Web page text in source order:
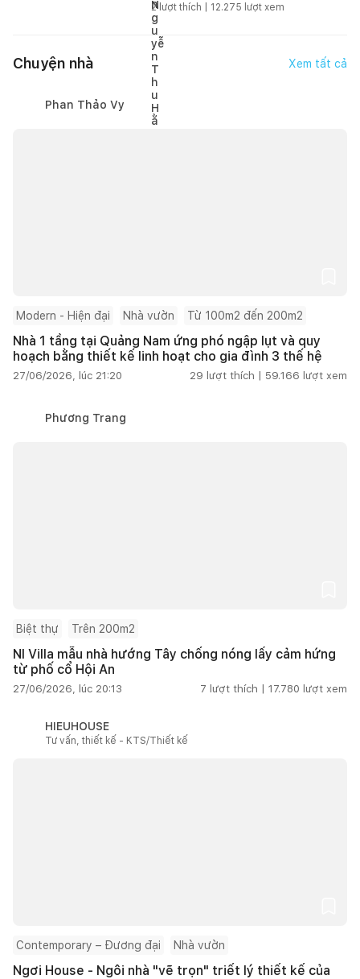
2lượt thích | 12.275 lượt xem
Chuyện nhà Xem tất cả
Phan Thảo Vy
Modern - Hiện đại Nhà vườn Từ 100m2 đến 200m2
Nhà 1 tầng tại Quảng Nam ứng phó ngập lụt và quy
hoạch bằng thiết kế linh hoạt cho gia đình 3 thế hệ
27/06/2026, lúc 21:20 29 lượt thích | 59.166 lượt xem
Phương Trang
Biệt thự Trên 200m2
NI Villa mẫu nhà hướng Tây chống nóng lấy cảm hứng
từ phố cổ Hội An
27/06/2026, lúc 20:13 7 lượt thích | 17.780 lượt xem
HIEUHOUSE
Tư vấn, thiết kế - KTS/Thiết kế
Contemporary – Đương đại Nhà vườn
Ngơi House - Ngôi nhà "vẽ trọn" triết lý thiết kế của